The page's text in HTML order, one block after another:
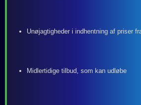
Unøjagtigheder i indhentning af priser
Midlertidige tilbud, som kan udløbe